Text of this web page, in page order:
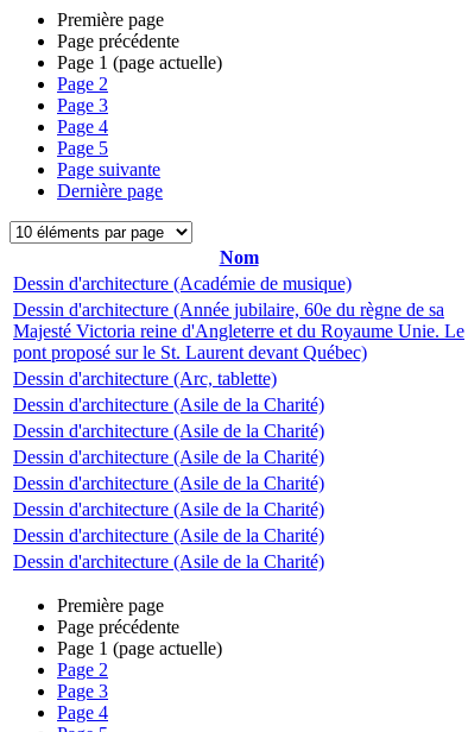
Première page
Page précédente
Page 1 (page actuelle)
Page 2
Page 3
Page 4
Page 5
Page suivante
Dernière page
Nom
Dessin d'architecture (Académie de musique)
Dessin d'architecture (Année jubilaire, 60e du règne de sa
Majesté Victoria reine d'Angleterre et du Royaume Unie. Le
pont proposé sur le St. Laurent devant Québec)
Dessin d'architecture (Arc, tablette)
Dessin d'architecture (Asile de la Charité)
Dessin d'architecture (Asile de la Charité)
Dessin d'architecture (Asile de la Charité)
Dessin d'architecture (Asile de la Charité)
Dessin d'architecture (Asile de la Charité)
Dessin d'architecture (Asile de la Charité)
Dessin d'architecture (Asile de la Charité)
Première page
Page précédente
Page 1 (page actuelle)
Page 2
Page 3
Page 4